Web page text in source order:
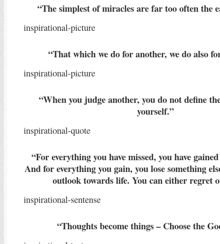
“The simplest of miracles are far too often the
inspirational-picture
“That which we do for another, we do also
inspirational-picture
“When you judge another, you do not define
yourself.”
inspirational-quote
“For everything you have missed, you have
And for everything you gain, you lose something
outlook towards life. You can either regret
inspirational-sentense
“Thoughts become things – Choose the